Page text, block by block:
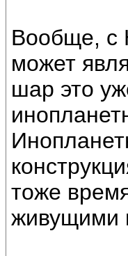
Вообще, с
может
шар это
тоже
живущими